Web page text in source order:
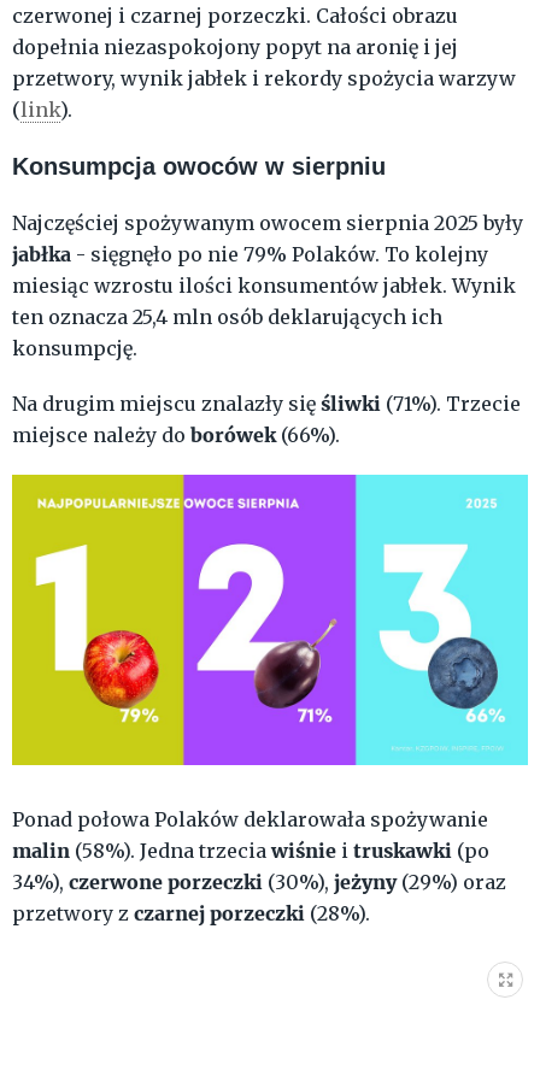
czerwonej i czarnej porzeczki. Całości obrazu
dopełnia niezaspokojony popyt na aronię i jej
przetwory, wynik jabłek i rekordy spożycia warzyw
(link).
Konsumpcja owoców w sierpniu
Najczęściej spożywanym owocem sierpnia 2025 były
jabłka - sięgnęło po nie 79% Polaków. To kolejny
miesiąc wzrostu ilości konsumentów jabłek. Wynik
ten oznacza 25,4 mln osób deklarujących ich
konsumpcję.
Na drugim miejscu znalazły się śliwki (71%). Trzecie
miejsce należy do borówek (66%).
Ponad połowa Polaków deklarowała spożywanie
malin (58%). Jedna trzeciawiśnie i truskawki (po
34%), czerwone porzeczki (30%), jeżyny (29%) oraz
przetwory z czarnej porzeczki (28%).